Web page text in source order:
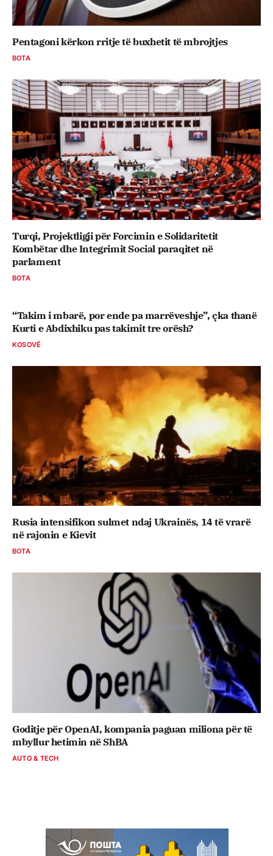
Pentagoni kërkon rritje të buxhetit të mbrojtjes
BOTA
Turqi, Projektligji për Forcimin e Solidaritetit
Kombëtar dhe Integrimit Social paraqitet në
parlament
BOTA
“Takim i mbarë, por ende pa marrëveshje”, çka thanë
Kurti e Abdixhiku pas takimit tre orësh?
KOSOVË
Rusia intensifikon sulmet ndaj Ukrainës, 14 të vrarë
në rajonin e Kievit
BOTA
Goditje për OpenAI, kompania paguan miliona për të
mbyllur hetimin në ShBA
AUTO & TECH